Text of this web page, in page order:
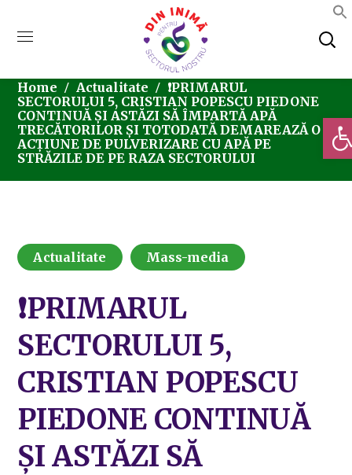
Home Actualitate
❗PRIMARUL
SECTORULUI 5, CRISTIAN POPESCU PIEDONE
CONTINUĂ ȘI ASTĂZI SĂ ÎMPARTĂ APĂ
TRECĂTORILOR ȘI TOTODATĂ DEMAREAZĂ O
ACȚIUNE DE PULVERIZARE CU APĂ PE
STRĂZILE DE PE RAZA SECTORULUI
Actualitate Mass-media
❗PRIMARUL
SECTORULUI 5,
CRISTIAN POPESCU
PIEDONE CONTINUĂ
ȘI ASTĂZI SĂ